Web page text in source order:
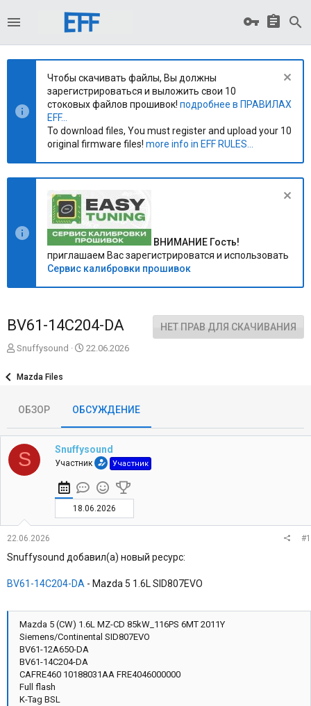
Чтобы скачивать файлы, Вы должны
зарегистрироваться и выложить свои 10
стоковых файлов прошивок! подробнее в ПРАВИЛАХ
EFF...
To download files, You must register and upload your 10
original firmware files! more info in EFF RULES...
ВНИМАНИЕ Гость!
приглашаем Вас зарегистрироватся и использовать
Сервис калибровки прошивок
BV61-14C204-DA НЕТ ПРАВ ДЛЯ СКАЧИВАНИЯ
А
т
т
м
ы
Snuffysound
Д
а
а
л
а
22.06.2026
Mazda Files
ОБЗОР ОБСУЖДЕНИЕ
S Snuffysound
Участник Участник
18.06.2026
22.06.2026 #1
Snuffysound добавил(а) новый ресурс:
BV61-14C204-DA - Mazda 5 1.6L SID807EVO
Mazda 5 (CW) 1.6L MZ-CD 85kW_116PS 6MT 2011Y
Siemens/Continental SID807EVO
BV61-12A650-DA
BV61-14C204-DA
CAFRE460 10188031AA FRE4046000000
Full flash
K-Tag BSL